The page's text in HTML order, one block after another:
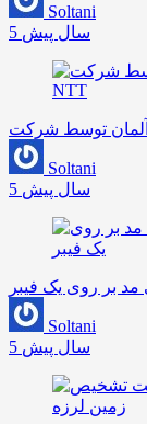
Soltani
5 سال پیش
Soltani
5 سال پیش
Soltani
5 سال پیش